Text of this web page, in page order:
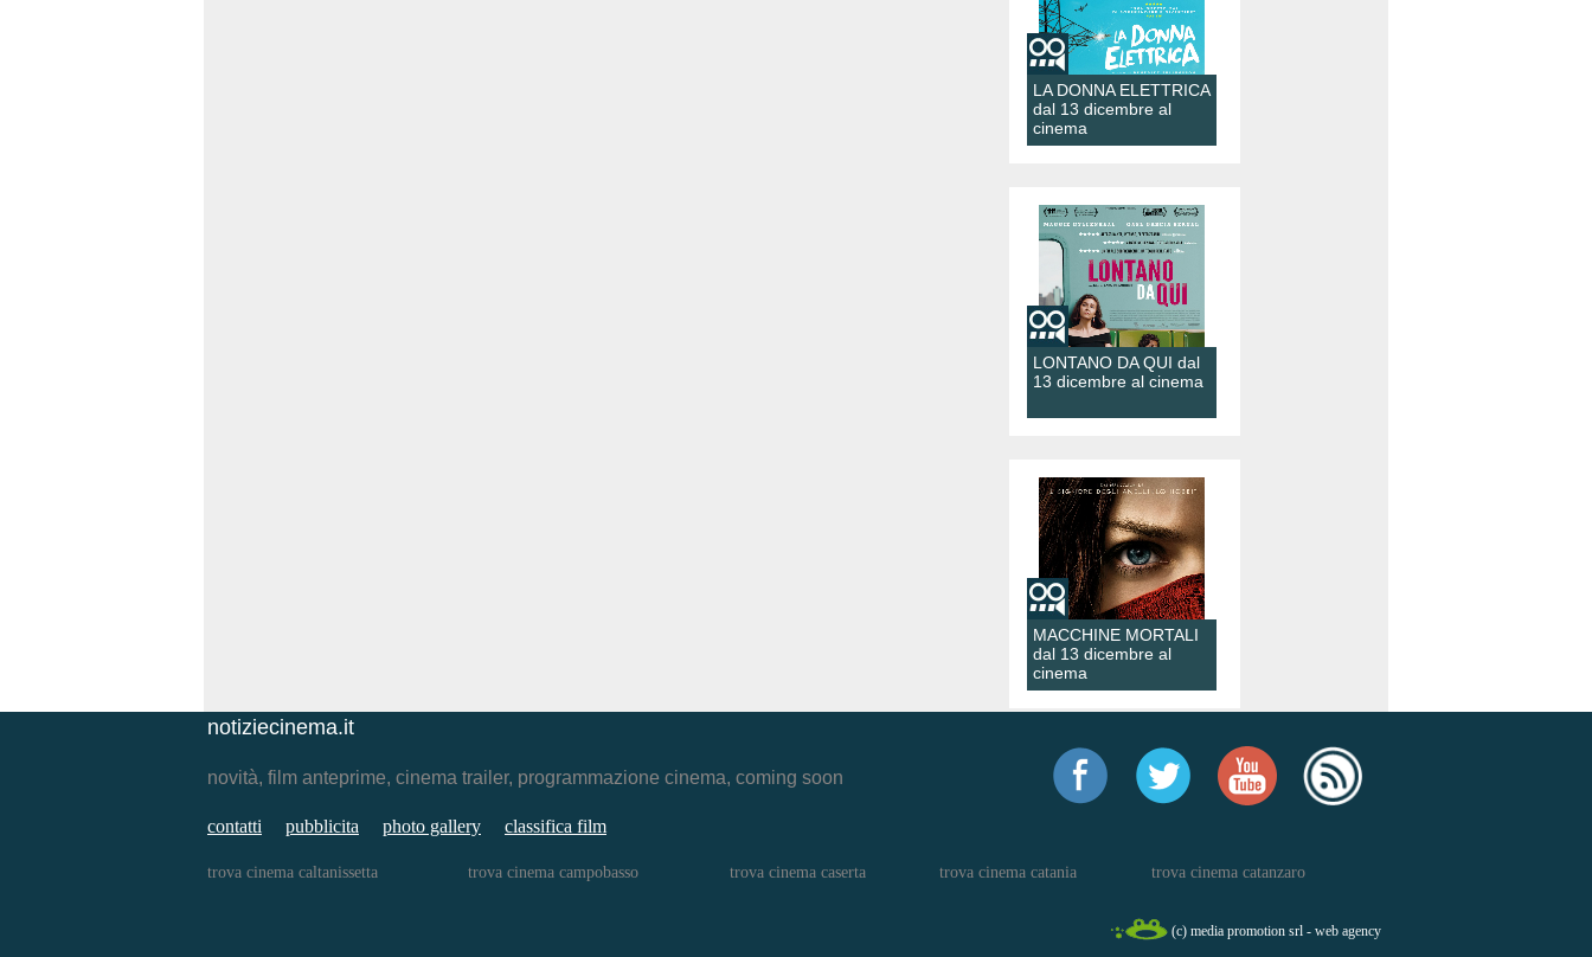
LA DONNA ELETTRICA
dal 13 dicembre al
cinema
LONTANO DA QUI dal
13 dicembre al cinema
MACCHINE MORTALI
dal 13 dicembre al
cinema
notiziecinema.it
novità, film anteprime, cinema trailer, programmazione cinema, coming soon
contatti pubblicita photo gallery classifica film
trova cinema caltanissetta trova cinema campobasso trova cinema caserta trova cinema catania trova cinema catanzaro
(c) media promotion srl - web agency